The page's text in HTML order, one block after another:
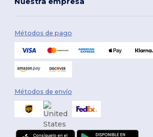
Métodos de pago
Métodos de envío